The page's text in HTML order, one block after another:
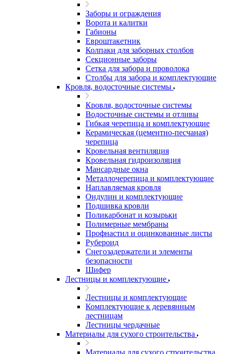
Заборы и ограждения
Ворота и калитки
Габионы
Евроштакетник
Колпаки для заборных столбов
Секционные заборы
Сетка для забора и проволока
Столбы для забора и комплектующие
Кровля, водосточные системы
Кровля, водосточные системы
Водосточные системы и отливы
Гибкая черепица и комплектующие
Керамическая (цементно-песчаная)
черепица
Кровельная вентиляция
Кровельная гидроизоляция
Мансардные окна
Металлочерепица и комплектующие
Наплавляемая кровля
Ондулин и комплектующие
Подшивка кровли
Поликарбонат и козырьки
Полимерные мембраны
Профнастил и оцинкованные листы
Рубероид
Снегозадержатели и элементы
безопасности
Шифер
Лестницы и комплектующие
Лестницы и комплектующие
Комплектующие к деревянным
лестницам
Лестницы чердачные
Материалы для сухого строительства
Материалы для сухого строительства